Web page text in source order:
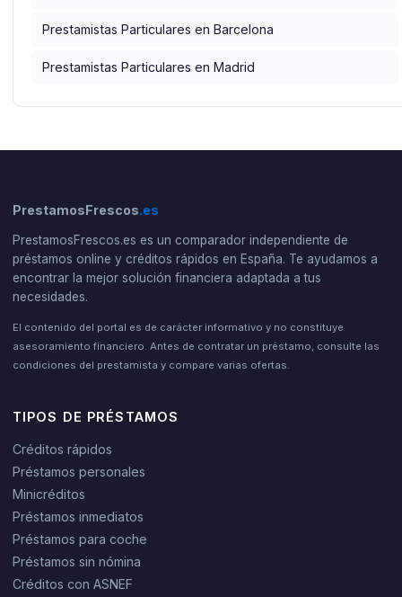
Prestamistas Particulares en Barcelona
Prestamistas Particulares en Madrid
PrestamosFrescos.es
PrestamosFrescos.es es un comparador independiente de
préstamos online y créditos rápidos en España. Te ayudamos a
encontrar la mejor solución financiera adaptada a tus
necesidades.
El contenido del portal es de carácter informativo y no constituye
asesoramiento financiero. Antes de contratar un préstamo, consulte las
condiciones del prestamista y compare varias ofertas.
TIPOS DE PRÉSTAMOS
Créditos rápidos
Préstamos personales
Minicréditos
Préstamos inmediatos
Préstamos para coche
Préstamos sin nómina
Créditos con ASNEF